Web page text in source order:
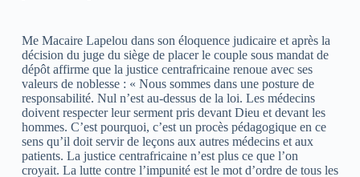
Me Macaire Lapelou dans son éloquence judicaire et après la
décision du juge du siège de placer le couple sous mandat de
dépôt affirme que la justice centrafricaine renoue avec ses
valeurs de noblesse : « Nous sommes dans une posture de
responsabilité. Nul n’est au-dessus de la loi. Les médecins
doivent respecter leur serment pris devant Dieu et devant les
hommes. C’est pourquoi, c’est un procès pédagogique en ce
sens qu’il doit servir de leçons aux autres médecins et aux
patients. La justice centrafricaine n’est plus ce que l’on
croyait. La lutte contre l’impunité est le mot d’ordre de tous les